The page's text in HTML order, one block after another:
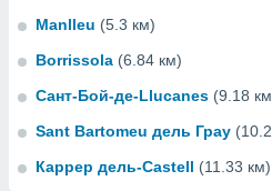
Manlleu (5.3 км)
Borrissola (6.84 км)
Сант-Бой-де-Llucanes (9.18
Sant Bartomeu дель Грау
Каррер дель-Castell (11.33 км)